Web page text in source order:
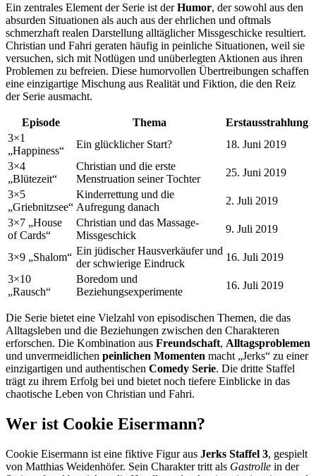
Ein zentrales Element der Serie ist derHumor, der sowohl aus den
absurden Situationen als auch aus der ehrlichen und oftmals
schmerzhaft realen Darstellung alltäglicher Missgeschicke resultiert.
Christian und Fahri geraten häufig in peinliche Situationen, weil sie
versuchen, sich mit Notlügen und unüberlegten Aktionen aus ihren
Problemen zu befreien. Diese humorvollen Übertreibungen schaffen
eine einzigartige Mischung aus Realität und Fiktion, die den Reiz
der Serie ausmacht.
Episode Thema
Erstausstrahlung
3×1
„Happiness“
Ein glücklicher Start?
18. Juni 2019
3×4
„Blütezeit“
Christian und die erste
Menstruation seiner Tochter
25. Juni 2019
3×5
„Griebnitzsee“
Kinderrettung und die
Aufregung danach
2. Juli 2019
3×7 „House
of Cards“
Christian und das Massage-
Missgeschick
9. Juli 2019
3×9 „Shalom“
Ein jüdischer Hausverkäufer und
der schwierige Eindruck
16. Juli 2019
3×10
„Rausch“
Boredom und
Beziehungsexperimente
16. Juli 2019
Die Serie bietet eine Vielzahl von episodischen Themen, die das
Alltagsleben und die Beziehungen zwischen den Charakteren
erforschen. Die Kombination aus Freundschaft, Alltagsproblemen
und unvermeidlichen peinlichen Momenten macht „Jerks“ zu einer
einzigartigen und authentischen Comedy Serie. Die dritte Staffel
trägt zu ihrem Erfolg bei und bietet noch tiefere Einblicke in das
chaotische Leben von Christian und Fahri.
Wer ist Cookie Eisermann?
Cookie Eisermann ist eine fiktive Figur aus Jerks Staffel 3, gespielt
von Matthias Weidenhöfer. Sein Charakter tritt als Gastrolle in der